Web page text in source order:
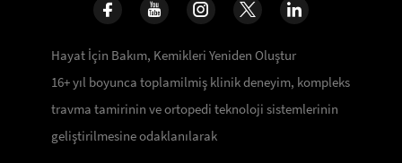
Hayat İçin Bakım, Kemikleri Yeniden Oluştur
16+ yıl boyunca toplamilmiş klinik deneyim, kompleks
travma tamirinin ve ortopedi teknoloji sistemlerinin
geliştirilmesine odaklanılarak